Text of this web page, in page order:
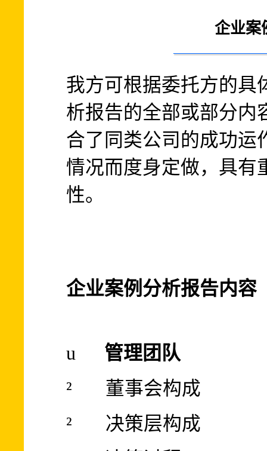
企业案
我方可根据委托方的具
析报告的全部或部分内
合了同类公司的成功运
情况而度身定做，具有
性。
企业案例分析报告内容
u
管理团队
²
董事会构成
²
决策层构成